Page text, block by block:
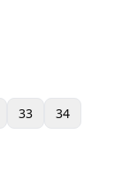
33
34